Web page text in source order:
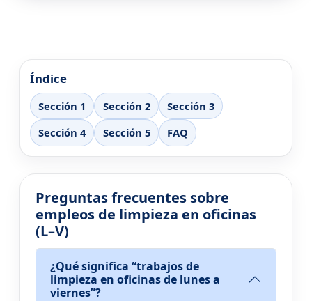
Índice
Sección 1 Sección 2
Sección 3
Sección 4
Sección 5 FAQ
Preguntas frecuentes sobre
empleos de limpieza en oficinas
(L–V)
¿Qué significa “trabajos de
limpieza en oficinas de lunes a
viernes”?